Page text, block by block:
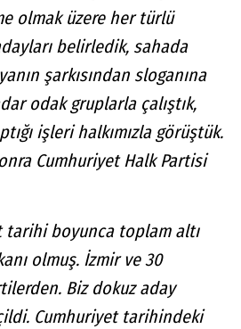
olmak üzere her türlü
belirledik, sahada
şarkısından sloganına
odak gruplarla çalıştık,
işleri halkımızla görüştük.
Cumhuriyet Halk Partisi
tarihi boyunca toplam altı
olmuş. İzmir ve 30
Biz dokuz aday
Cumhuriyet tarihindeki